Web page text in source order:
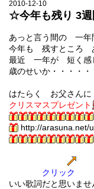
2010-12-10
☆今年も残り 3
あっと言う間の 一年
今年も 残すところ
最近 一年が 短く感
歳のせいか・・・・・
はたらく お父さん
クリスマスプレゼント
http://arasuna.net/
クリック
いい歌詞だと思いませ